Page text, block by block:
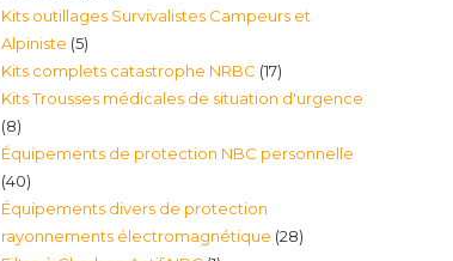
produits
Kits outillages Survivalistes Campeurs et
Alpiniste 55
produits
Kits complets catastrophe NRBC 1717
produits
Kits Trousses médicales de situation d'urgence
88
produits
Équipements de protection NBC personnelle
4040
produits
Équipements divers de protection
rayonnements électromagnétique 2828